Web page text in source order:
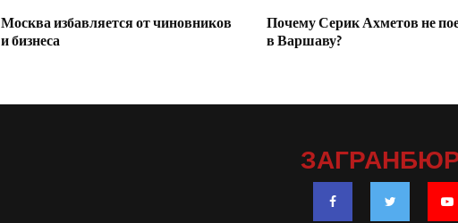
Москва избавляется от чиновников
и бизнеса
Почему Серик Ахметов не
в Варшаву?